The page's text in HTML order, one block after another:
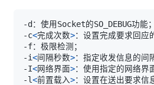
-c<完成次数>
-i<间隔秒数>
-I<网络界面>
-l<前置载入>